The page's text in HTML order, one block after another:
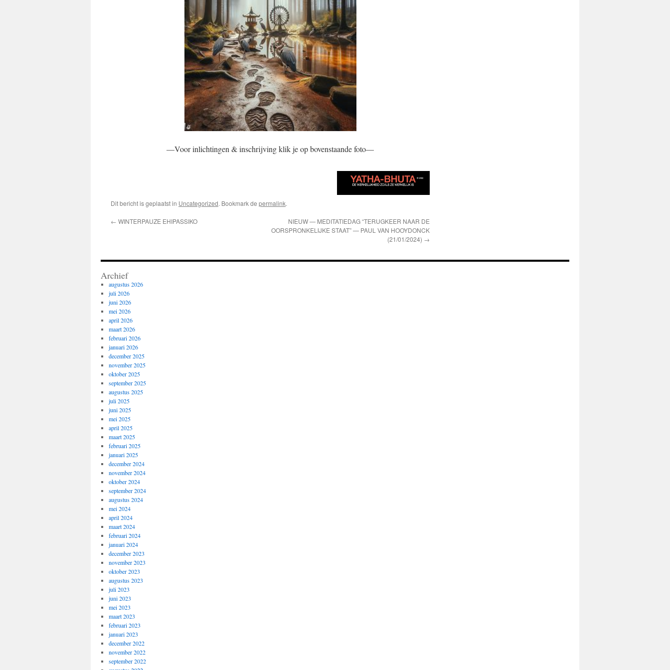
—Voor inlichtingen & inschrijving klik je op bovenstaande foto—
Dit bericht is geplaatst in Uncategorized. Bookmark de permalink.
← WINTERPAUZE EHIPASSIKO
NIEUW — MEDITATIEDAG “TERUGKEER NAAR DE
OORSPRONKELIJKE STAAT” — PAUL VAN HOOYDONCK
(21/01/2024) →
Archief
augustus 2026
juli 2026
juni 2026
mei 2026
april 2026
maart 2026
februari 2026
januari 2026
december 2025
november 2025
oktober 2025
september 2025
augustus 2025
juli 2025
juni 2025
mei 2025
april 2025
maart 2025
februari 2025
januari 2025
december 2024
november 2024
oktober 2024
september 2024
augustus 2024
mei 2024
april 2024
maart 2024
februari 2024
januari 2024
december 2023
november 2023
oktober 2023
augustus 2023
juli 2023
juni 2023
mei 2023
maart 2023
februari 2023
januari 2023
december 2022
november 2022
september 2022